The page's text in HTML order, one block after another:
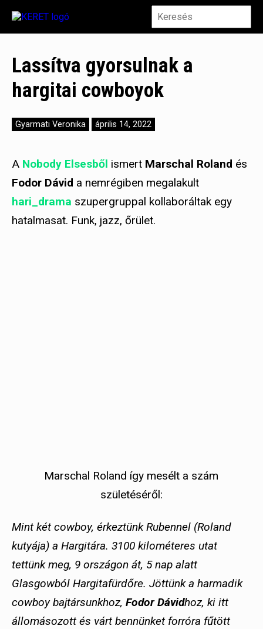
Lassítva gyorsulnak a
hargitai cowboyok
Gyarmati Veronika április 14, 2022
A Nobody Elsesből ismert Marschal Roland és
Fodor Dávid a nemrégiben megalakult
hari_drama szupergruppal kollaboráltak egy
hatalmasat. Funk, jazz, őrület.
Marschal Roland így mesélt a szám
születéséről:
Mint két cowboy, érkeztünk Rubennel (Roland
kutyája) a Hargitára. 3100 kilométeres utat
tettünk meg, 9 országon át, 5 nap alatt
Glasgowból Hargitafürdőre. Jöttünk a harmadik
cowboy bajtársunkhoz, Fodor Dávidhoz, ki itt
állomásozott és várt bennünket forróra fűtött